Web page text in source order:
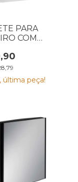
PARA
COM
PVC PRETO
última peça!